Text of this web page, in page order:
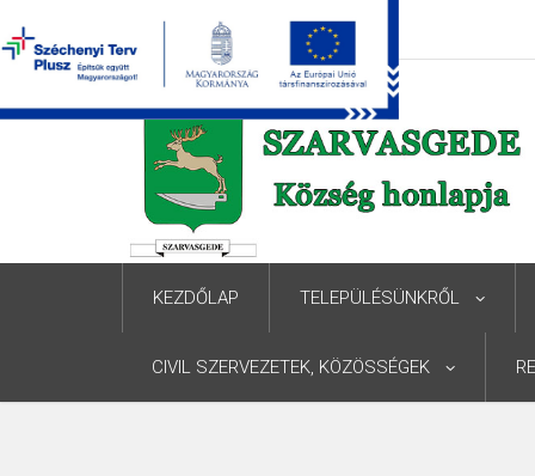
KEZDŐLAP TELEPÜLÉSÜNKRŐL
CIVIL SZERVEZETEK, KÖZÖSSÉGEK